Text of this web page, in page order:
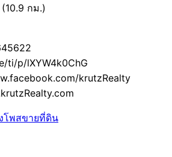
กม.)
ti/p/lXYW4k0ChG
krutzRealty
โพสขายที่ดิน